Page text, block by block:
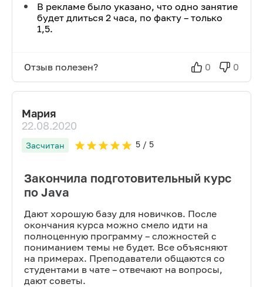
В рекламе было указано, что одно занятие
будет длиться 2 часа, по факту – только
1,5.
Отзыв полезен? 0 0
Мария
22.08.2020
Засчитан 5/ 5
Закончила подготовительный курс
по Java
Дают хорошую базу для новичков. После
окончания курса можно смело идти на
полноценную программу – сложностей с
пониманием темы не будет. Все объясняют
на примерах. Преподаватели общаются со
студентами в чате – отвечают на вопросы,
дают советы.